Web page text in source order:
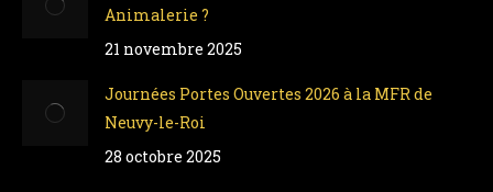
Animalerie ?
21 novembre 2025
Journées Portes Ouvertes 2026 à la MFR de
Neuvy-le-Roi
28 octobre 2025